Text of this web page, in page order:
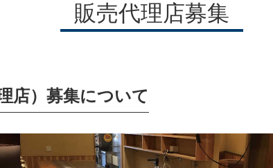
販売代理店募集
店）募集について